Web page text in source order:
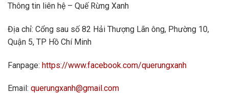
Thông tin liên hệ – Quế Rừng Xanh
Địa chỉ: Cổng sau số 82 Hải Thượng Lãn ông, Phường 10,
Quận 5, TP Hồ Chí Minh
Fanpage: https://www.facebook.com/querungxanh
Email: querungxanh@gmail.com